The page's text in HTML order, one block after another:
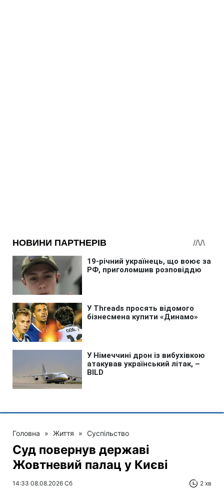
Головна » Життя » Суспільство
Суд повернув державі
Жовтневий палац у Києві
14:33 08.08.2026 Сб 2 хв